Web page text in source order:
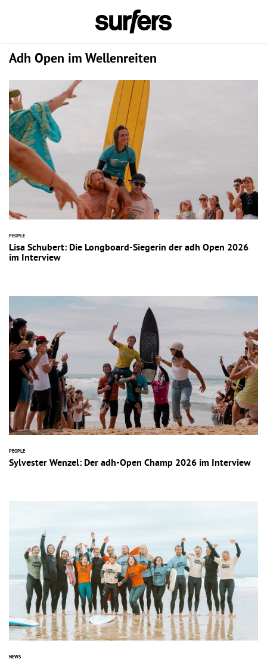
Adh Open im Wellenreiten
PEOPLE
Lisa Schubert: Die Longboard-Siegerin der adh Open 2026
im Interview
PEOPLE
Sylvester Wenzel: Der adh-Open Champ 2026 im Interview
NEWS